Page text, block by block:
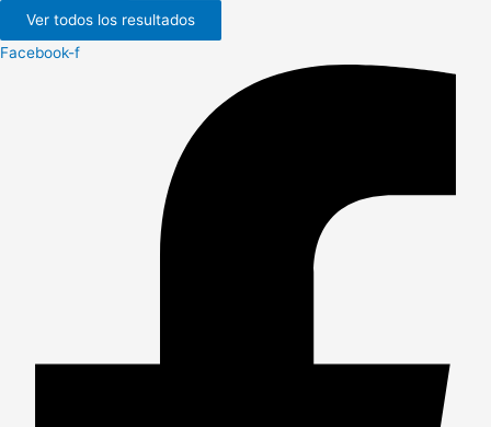
Ver todos los resultados
Facebook-f